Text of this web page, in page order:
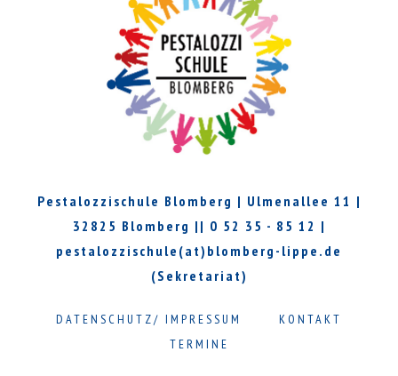
Pestalozzischule Blomberg | Ulmenallee 11 |
32825 Blomberg || 0 52 35 - 85 12 |
pestalozzischule(at)blomberg-lippe.de
(Sekretariat)
DATENSCHUTZ/ IMPRESSUM
KONTAKT
TERMINE